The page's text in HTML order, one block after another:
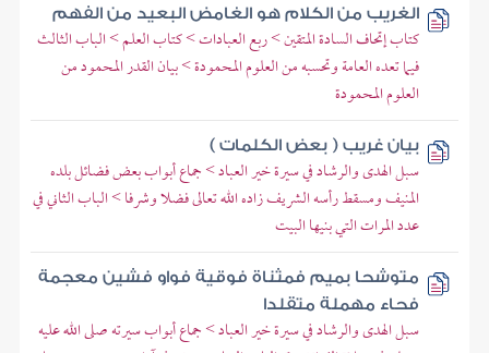
الغريب من الكلام هو الغامض البعيد من الفهم
كتاب إتحاف السادة المتقين > ربع العبادات > كتاب العلم > الباب الثالث
فيما تعده العامة وتحسبه من العلوم المحمودة > بيان القدر المحمود من
العلوم المحمودة
بيان غريب ( بعض الكلمات )
سبل الهدى والرشاد في سيرة خير العباد > جماع أبواب بعض فضائل بلده
المنيف ومسقط رأسه الشريف زاده الله تعالى فضلا وشرفا > الباب الثاني في
عدد المرات التي بنيها البيت
متوشحا بميم فمثناة فوقية فواو فشين معجمة
فحاء مهملة متقلدا
سبل الهدى والرشاد في سيرة خير العباد > جماع أبواب سيرته صلى الله عليه